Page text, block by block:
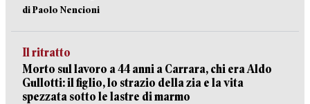
di Paolo Nencioni
Il ritratto
Morto sul lavoro a 44 anni a Carrara, chi era Aldo
Gullotti: il figlio, lo strazio della zia e la vita
spezzata sotto le lastre di marmo